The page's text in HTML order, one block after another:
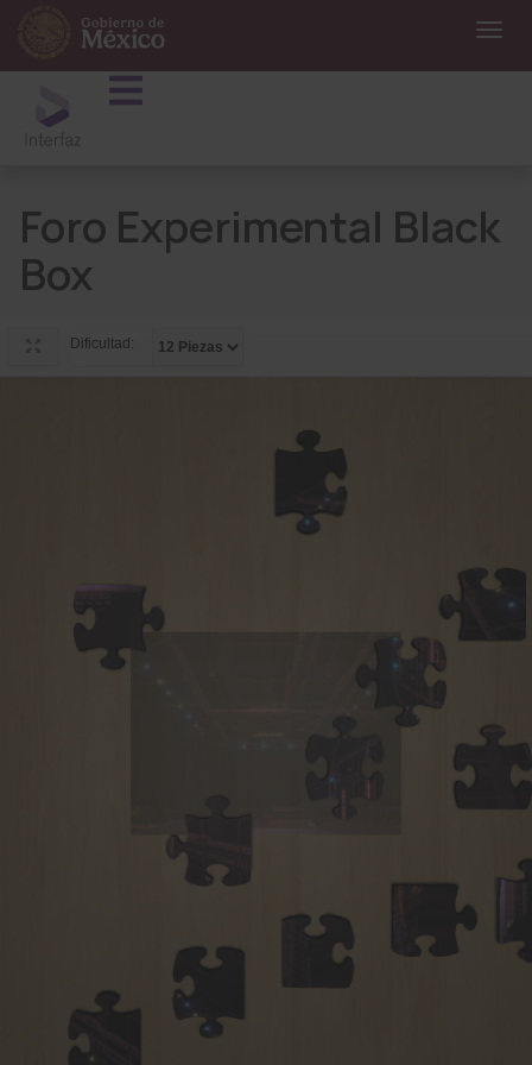
Foro Experimental Black
Box